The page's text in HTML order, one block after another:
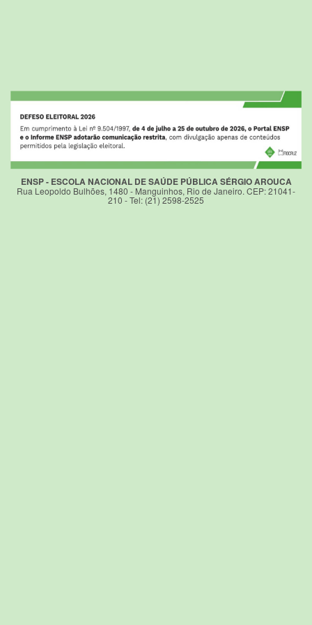
ENSP - ESCOLA NACIONAL DE SAÚDE PÚBLICA SÉRGIO AROUCA
Rua Leopoldo Bulhões, 1480 - Manguinhos, Rio de Janeiro. CEP: 21041-
210 - Tel: (21) 2598-2525